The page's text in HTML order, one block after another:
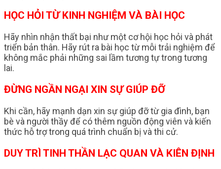
HỌC HỎI TỪ KINH NGHIỆM VÀ BÀI HỌC
Hãy nhìn nhận thất bại như một cơ hội học hỏi và phát
triển bản thân. Hãy rút ra bài học từ mỗi trải nghiệm để
không mắc phải những sai lầm tương tự trong tương
lai.
ĐỪNG NGẦN NGẠI XIN SỰ GIÚP ĐỠ
Khi cần, hãy mạnh dạn xin sự giúp đỡ từ gia đình, bạn
bè và người thầy để có thêm nguồn động viên và kiến
thức hỗ trợ trong quá trình chuẩn bị và thi cử.
DUY TRÌ TINH THẦN LẠC QUAN VÀ KIÊN ĐỊNH